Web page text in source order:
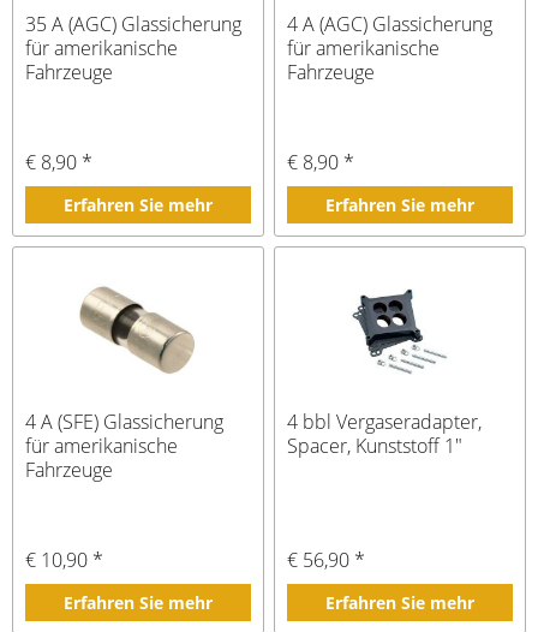
35 A (AGC) Glassicherung
für amerikanische
Fahrzeuge
€ 8,90 *
Erfahren Sie mehr
4 A (AGC) Glassicherung
für amerikanische
Fahrzeuge
€ 8,90 *
Erfahren Sie mehr
4 A (SFE) Glassicherung
für amerikanische
Fahrzeuge
€ 10,90 *
Erfahren Sie mehr
4 bbl Vergaseradapter,
Spacer, Kunststoff 1"
€ 56,90 *
Erfahren Sie mehr